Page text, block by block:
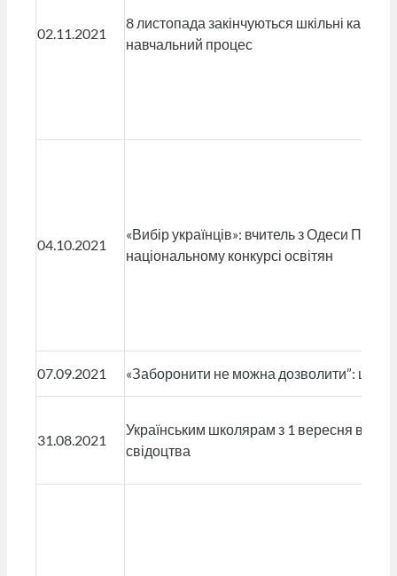
02.11.2021
8 листопада закінчуються шкільні
навчальний процес
04.10.2021
«Вибір українців»: вчитель з Одеси Павло
національному конкурсі освітян
07.09.2021 «Заборонити не можна дозволити”:
31.08.2021
Українським школярам з 1 вересня
свідоцтва